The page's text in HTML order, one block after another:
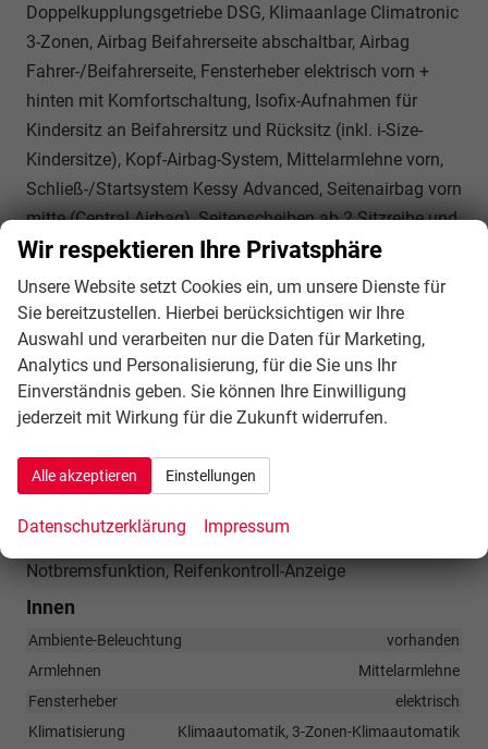
Doppelkupplungsgetriebe DSG, Klimaanlage Climatronic
3-Zonen, Airbag Beifahrerseite abschaltbar, Airbag
Fahrer-/Beifahrerseite, Fensterheber elektrisch vorn +
hinten mit Komfortschaltung, Isofix-Aufnahmen für
Kindersitz an Beifahrersitz und Rücksitz (inkl. i-Size-
Kindersitze), Kopf-Airbag-System, Mittelarmlehne vorn,
Schließ-/Startsystem Kessy Advanced, Seitenairbag vorn
mitte (Central Airbag), Seitenscheiben ab 2.Sitzreihe und
Heckscheibe dunkel getönt (Privacy Glass),
Fahrassistenz-System: Autom. Distanzregelung (ACC /
PCC) mit vorausschauender Geschw.-Regelung,
Fahrassistenz-System: Verkehrszeichenerkennung,
Notrufsystem, Lenkrad heizbar (CUPRA Supersport,
Leder) mit Multifunktion und Schaltfunktion,
Fahrassistenz-System: Fernlichtassistent, Einparkhilfe
vorn und hinten, Fahrassistenz-System:
Müdigkeitserkennung, Fahrassistenz-System:
Umfeldbeobachtungssystem (Front assist) mit City-
Notbremsfunktion, Reifenkontroll-Anzeige
Innen
Ambiente-Beleuchtung
vorhanden
Armlehnen
Mittelarmlehne
Fensterheber
elektrisch
Klimatisierung
Klimaautomatik, 3-Zonen-Klimaautomatik
Wir respektieren Ihre Privatsphäre
Unsere Website setzt Cookies ein, um unsere Dienste für
Sie bereitzustellen. Hierbei berücksichtigen wir Ihre
Auswahl und verarbeiten nur die Daten für Marketing,
Analytics und Personalisierung, für die Sie uns Ihr
Einverständnis geben. Sie können Ihre Einwilligung
jederzeit mit Wirkung für die Zukunft widerrufen.
Alle akzeptieren Einstellungen
Datenschutzerklärung Impressum